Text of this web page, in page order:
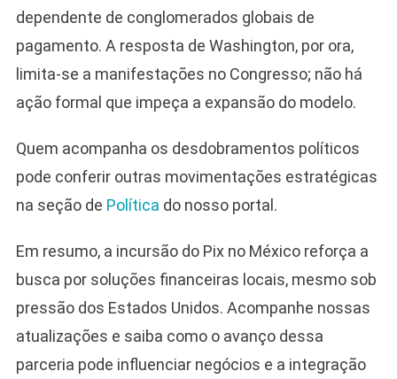
dependente de conglomerados globais de
pagamento. A resposta de Washington, por ora,
limita-se a manifestações no Congresso; não há
ação formal que impeça a expansão do modelo.
Quem acompanha os desdobramentos políticos
pode conferir outras movimentações estratégicas
na seção de Política do nosso portal.
Em resumo, a incursão do Pix no México reforça a
busca por soluções financeiras locais, mesmo sob
pressão dos Estados Unidos. Acompanhe nossas
atualizações e saiba como o avanço dessa
parceria pode influenciar negócios e a integração